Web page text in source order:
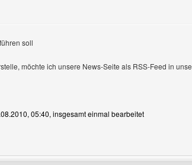
soll
möchte ich unsere News-Seite als RSS-Feed in
05:40, insgesamt einmal bearbeitet
universe